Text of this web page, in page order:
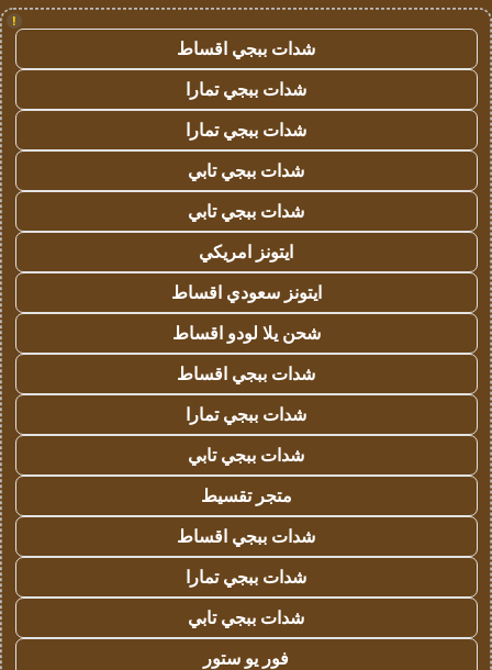
!
شدات ببجي اقساط
شدات ببجي تمارا
شدات ببجي تمارا
شدات ببجي تابي
شدات ببجي تابي
ايتونز امريكي
ايتونز سعودي اقساط
شحن يلا لودو اقساط
شدات ببجي اقساط
شدات ببجي تمارا
شدات ببجي تابي
متجر تقسيط
شدات ببجي اقساط
شدات ببجي تمارا
شدات ببجي تابي
فور يو ستور